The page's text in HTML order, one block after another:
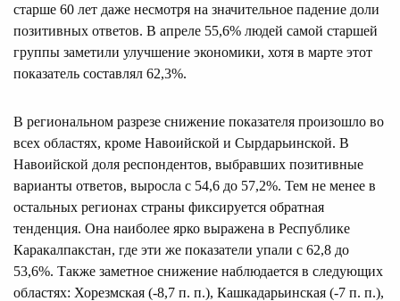
старше 60 лет даже несмотря на значительное падение доли
позитивных ответов. В апреле 55,6% людей самой старшей
группы заметили улучшение экономики, хотя в марте этот
показатель составлял 62,3%.
В региональном разрезе снижение показателя произошло во
всех областях, кроме Навоийской и Сырдарьинской. В
Навоийской доля респондентов, выбравших позитивные
варианты ответов, выросла с 54,6 до 57,2%. Тем не менее в
остальных регионах страны фиксируется обратная
тенденция. Она наиболее ярко выражена в Республике
Каракалпакстан, где эти же показатели упали с 62,8 до
53,6%. Также заметное снижение наблюдается в следующих
областях: Хорезмская (-8,7 п. п.), Кашкадарьинская (-7 п. п.),